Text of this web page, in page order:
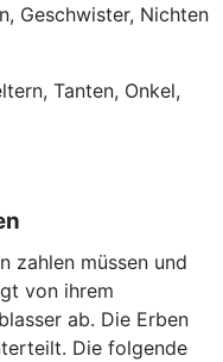
Geschwister, Nichten
Tanten, Onkel,
zahlen müssen und
von ihrem
ab. Die Erben
Die folgende